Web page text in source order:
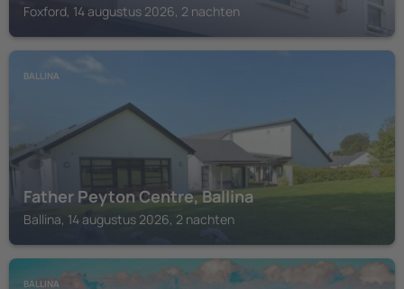
Foxford, 14 augustus 2026, 2 nachten
BALLINA
Father Peyton Centre, Ballina
Ballina, 14 augustus 2026, 2 nachten
BALLINA